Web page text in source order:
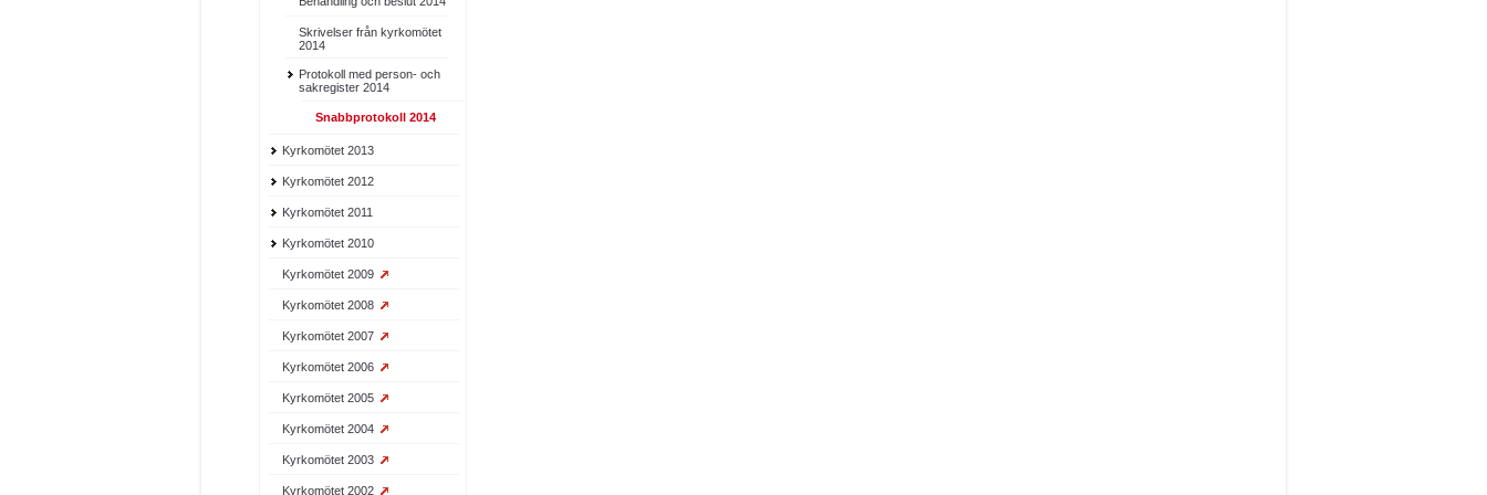
Skrivelser från kyrkomötet
2014
Protokoll med person- och
sakregister 2014
Snabbprotokoll 2014
Kyrkomötet 2013
Kyrkomötet 2012
Kyrkomötet 2011
Kyrkomötet 2010
Kyrkomötet 2009
Kyrkomötet 2008
Kyrkomötet 2007
Kyrkomötet 2006
Kyrkomötet 2005
Kyrkomötet 2004
Kyrkomötet 2003
Kyrkomötet 2002